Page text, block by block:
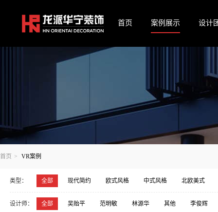
首页 案例展示 设计
首页 > VR案例
类型： 全部 现代简约 欧式风格 中式风格 北欧美式
宋氏美学·中式
设计师：
全部 吴贻平 范明敏 林源华 其他 李俊辉